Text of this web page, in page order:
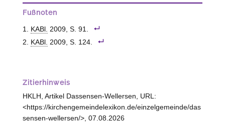
Fußnoten
KABl. 2009, S. 91.
KABl. 2009, S. 124.
Zitierhinweis
HKLH, Artikel Dassensen-Wellersen, URL:
<https://kirchengemeindelexikon.de/einzelgemeinde/das
sensen-wellersen/>, 07.08.2026